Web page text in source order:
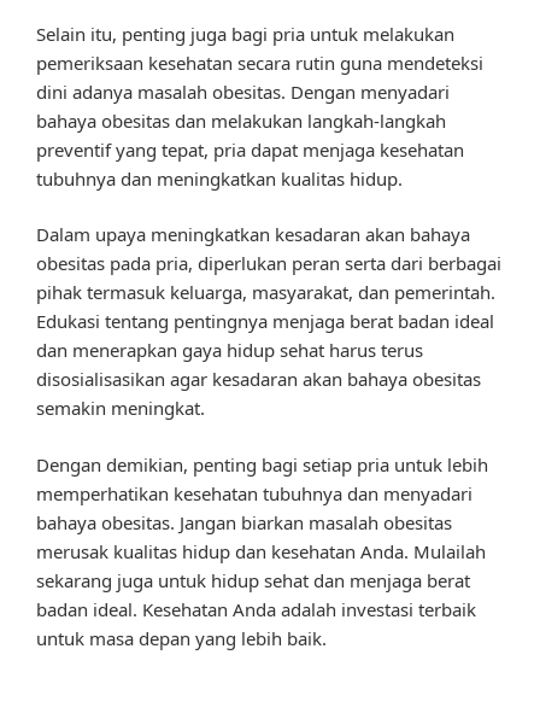
Selain itu, penting juga bagi pria untuk melakukan
pemeriksaan kesehatan secara rutin guna mendeteksi
dini adanya masalah obesitas. Dengan menyadari
bahaya obesitas dan melakukan langkah-langkah
preventif yang tepat, pria dapat menjaga kesehatan
tubuhnya dan meningkatkan kualitas hidup.
Dalam upaya meningkatkan kesadaran akan bahaya
obesitas pada pria, diperlukan peran serta dari berbagai
pihak termasuk keluarga, masyarakat, dan pemerintah.
Edukasi tentang pentingnya menjaga berat badan ideal
dan menerapkan gaya hidup sehat harus terus
disosialisasikan agar kesadaran akan bahaya obesitas
semakin meningkat.
Dengan demikian, penting bagi setiap pria untuk lebih
memperhatikan kesehatan tubuhnya dan menyadari
bahaya obesitas. Jangan biarkan masalah obesitas
merusak kualitas hidup dan kesehatan Anda. Mulailah
sekarang juga untuk hidup sehat dan menjaga berat
badan ideal. Kesehatan Anda adalah investasi terbaik
untuk masa depan yang lebih baik.